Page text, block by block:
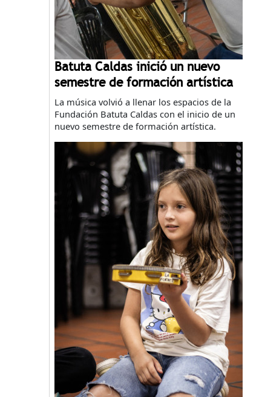
Batuta Caldas inició un nuevo
semestre de formación artística
La música volvió a llenar los espacios de la
Fundación Batuta Caldas con el inicio de un
nuevo semestre de formación artística.